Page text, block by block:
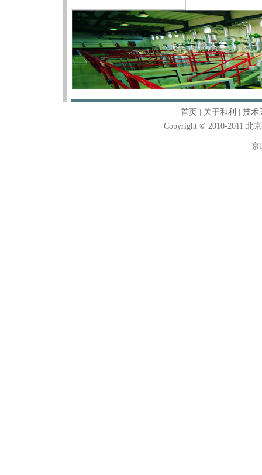
首页 关于和利
技术
Copyright © 2010-2011 北
京